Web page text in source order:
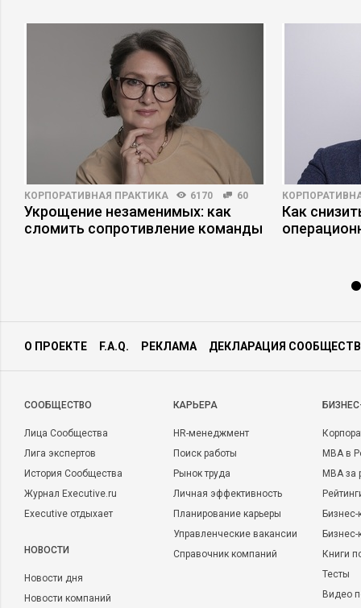
КОРПОРАТИВНАЯ ПРАКТИКА 6170 60
Укрощение незаменимых: как
сломить сопротивление команды
Как
О ПРОЕКТЕ F.A.Q. РЕКЛАМА ДЕКЛАРАЦИЯ
CООБЩЕСТВО
Лица Сообщества
Лига экспертов
История Сообщества
Журнал Executive.ru
Executive отдыхает
НОВОСТИ
Новости дня
Новости компаний
КАРЬЕРА
HR-менеджмент
Поиск работы
Рынок труда
Личная эффективность
Планирование карьеры
Управленческие вакансии
Справочник компаний
MBA в
MBA
Бизнес-
Книги
Тесты
Видео